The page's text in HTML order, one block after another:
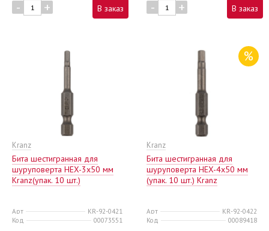
- + В заказ - + В заказ
Kranz
Бита шестигранная для
шуруповерта HEX-3х50 мм
Kranz(упак. 10 шт.)
Арт
KR-92-0421
Код
00073551
%
Kranz
Бита шестигранная для
шуруповерта HEX-4х50 мм
(упак. 10 шт.) Kranz
Арт
KR-92-0422
Код
00089418